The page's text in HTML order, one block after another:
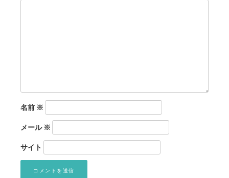
名前 ※
メール※
サイト